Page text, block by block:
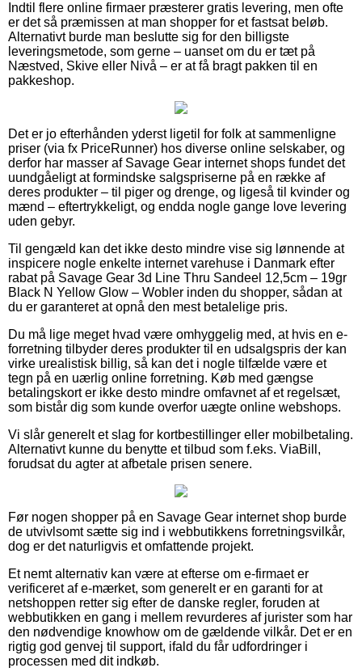
Indtil flere online firmaer præsterer gratis levering, men ofte
er det så præmissen at man shopper for et fastsat beløb.
Alternativt burde man beslutte sig for den billigste
leveringsmetode, som gerne – uanset om du er tæt på
Næstved, Skive eller Nivå – er at få bragt pakken til en
pakkeshop.
Det er jo efterhånden yderst ligetil for folk at sammenligne
priser (via fx PriceRunner) hos diverse online selskaber, og
derfor har masser af Savage Gear internet shops fundet det
uundgåeligt at formindske salgspriserne på en række af
deres produkter – til piger og drenge, og ligeså til kvinder og
mænd – eftertrykkeligt, og endda nogle gange love levering
uden gebyr.
Til gengæld kan det ikke desto mindre vise sig lønnende at
inspicere nogle enkelte internet varehuse i Danmark efter
rabat på Savage Gear 3d Line Thru Sandeel 12,5cm – 19gr
Black N Yellow Glow – Wobler inden du shopper, sådan at
du er garanteret at opnå den mest betalelige pris.
Du må lige meget hvad være omhyggelig med, at hvis en e-
forretning tilbyder deres produkter til en udsalgspris der kan
virke urealistisk billig, så kan det i nogle tilfælde være et
tegn på en uærlig online forretning. Køb med gængse
betalingskort er ikke desto mindre omfavnet af et regelsæt,
som bistår dig som kunde overfor uægte online webshops.
Vi slår generelt et slag for kortbestillinger eller mobilbetaling.
Alternativt kunne du benytte et tilbud som f.eks. ViaBill,
forudsat du agter at afbetale prisen senere.
Før nogen shopper på en Savage Gear internet shop burde
de utvivlsomt sætte sig ind i webbutikkens forretningsvilkår,
dog er det naturligvis et omfattende projekt.
Et nemt alternativ kan være at efterse om e-firmaet er
verificeret af e-mærket, som generelt er en garanti for at
netshoppen retter sig efter de danske regler, foruden at
webbutikken en gang i mellem revurderes af jurister som har
den nødvendige knowhow om de gældende vilkår. Det er en
rigtig god genvej til support, ifald du får udfordringer i
processen med dit indkøb.